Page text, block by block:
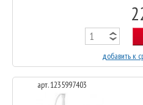
добавить к
арт. 1235997403